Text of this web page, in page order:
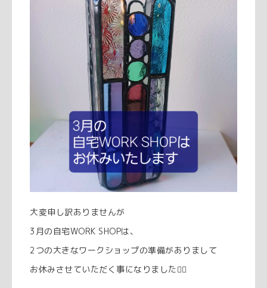
大変申し訳ありませんが
3月の自宅WORK SHOPは、
2つの大きなワークショップの準備がありまして
お休みさせていただく事になりました🙇‍♀️